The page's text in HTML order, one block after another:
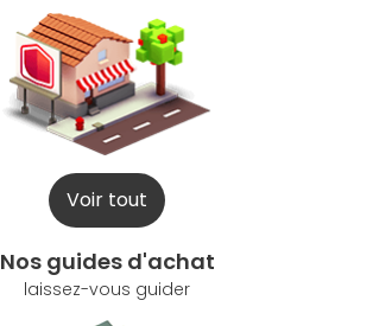
Voir tout
Nos guides d'achat
laissez-vous guider